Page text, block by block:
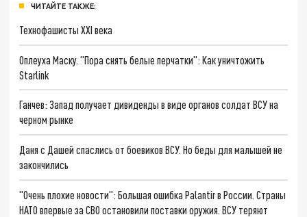
ЧИТАЙТЕ ТАКЖЕ:
Технофашисты XXI века
Оплеуха Маску. "Пора снять белые перчатки": Как уничтожить
Starlink
Ганчев: Запад получает дивиденды в виде органов солдат ВСУ на
черном рынке
Даня с Дашей спаслись от боевиков ВСУ. Но беды для малышей не
закончились
"Очень плохие новости": Большая ошибка Palantir в России. Страны
НАТО впервые за СВО остановили поставки оружия. ВСУ теряют